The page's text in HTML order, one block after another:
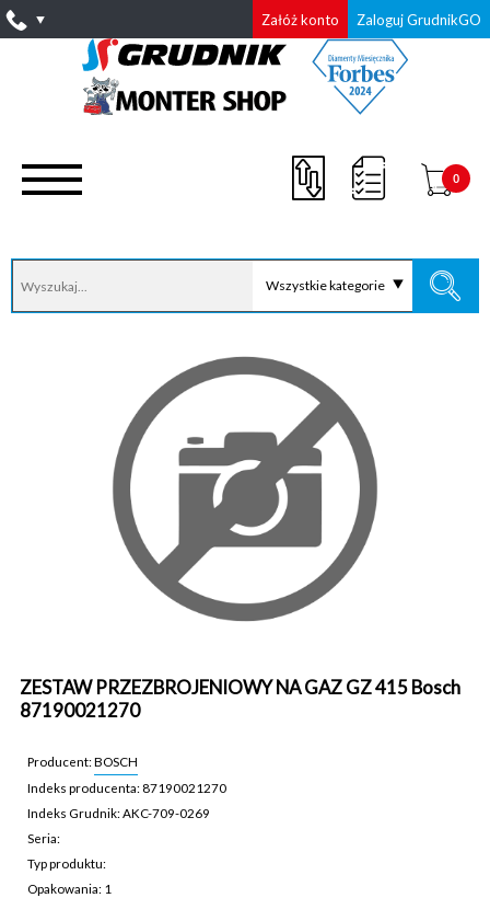
Załóż konto Zaloguj GrudnikGO
Wszystkie kategorie
0
ZESTAW PRZEZBROJENIOWY NA GAZ GZ 415 Bosch
87190021270
Producent:BOSCH
Indeks producenta: 87190021270
Indeks Grudnik: AKC-709-0269
Seria:
Typ produktu:
Opakowania: 1